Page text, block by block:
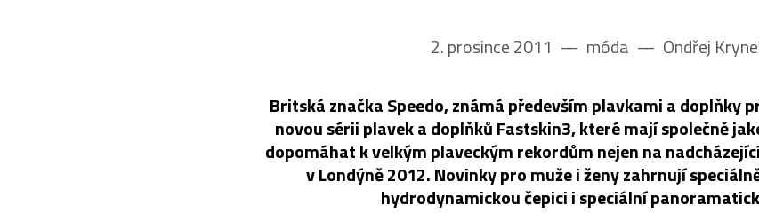
2. prosince 2011 –– móda –– Ondřej
Britská značka Speedo, známá především plavkami a doplňky
novou sérii plavek a doplňků Fastskin3, které mají společně
dopomáhat k velkým plaveckým rekordům nejen na
v Londýně 2012. Novinky pro muže i ženy zahrnují
hydrodynamickou čepici i speciální